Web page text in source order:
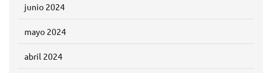
junio 2024
mayo 2024
abril 2024